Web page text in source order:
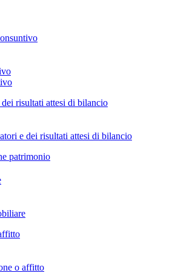
risultati attesi di bilancio
e dei risultati attesi di bilancio
patrimonio
o affitto